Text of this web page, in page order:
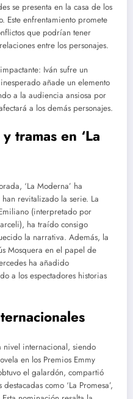
se presenta en la casa de los
Este enfrentamiento promete
que podrían tener
entre los personajes.
Iván sufre un
añade un elemento
a la audiencia ansiosa por
a los demás personajes.
tramas en ‘La
‘La Moderna’ ha
revitalizado la serie. La
(interpretado por
ha traído consigo
la narrativa. Además, la
Mosquera en el papel de
ha añadido
a los espectadores historias
nivel internacional, siendo
en los Premios Emmy
el galardón, compartió
como ‘La Promesa’,